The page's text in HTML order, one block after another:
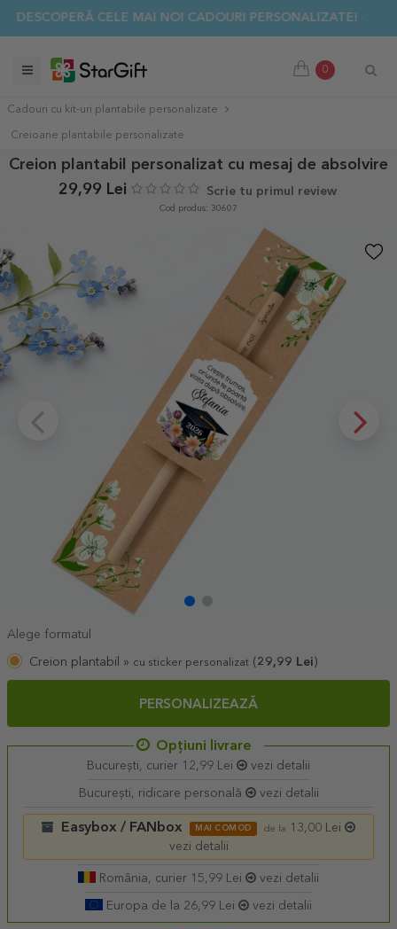
DESCOPERĂ CELE MAI NOI CADOURI PERSONALIZATE! ☀️
0
Cadouri cu kit-uri plantabile personalizate
Creioane plantabile personalizate
Creion plantabil personalizat cu mesaj de absolvire
29,99 Lei
Scrie tu primul review
Cod produs: 30607
Alege formatul
Creion plantabil » cu sticker personalizat ( 29,99 Lei )
PERSONALIZEAZĂ
Opțiuni livrare
București, curier 12,99 Lei vezi detalii
București, ridicare personală vezi detalii
Easybox / FANbox MAI COMOD de la
13,00 Lei
vezi detalii
România, curier 15,99 Lei vezi detalii
Europa de la 26,99 Lei vezi detalii